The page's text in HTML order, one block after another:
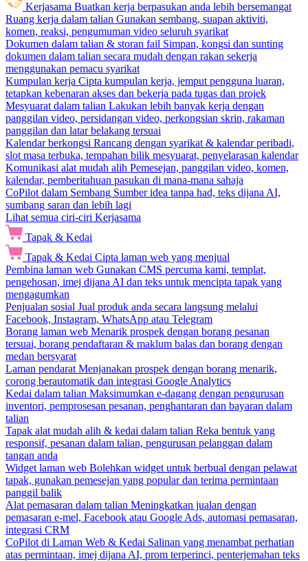
Kerjasama Buatkan kerja berpasukan anda lebih bersemangat
Ruang kerja dalam talian Gunakan sembang, suapan aktiviti,
komen, reaksi, pengumuman video seluruh syarikat
Dokumen dalam talian & storan fail Simpan, kongsi dan sunting
dokumen dalam talian secara mudah dengan rakan sekerja
menggunakan pemacu syarikat
Kumpulan kerja Cipta kumpulan kerja, jemput pengguna luaran,
tetapkan kebenaran akses dan bekerja pada tugas dan projek
Mesyuarat dalam talian Lakukan lebih banyak kerja dengan
panggilan video, persidangan video, perkongsian skrin, rakaman
panggilan dan latar belakang tersuai
Kalendar berkongsi Rancang dengan syarikat & kalendar peribadi,
slot masa terbuka, tempahan bilik mesyuarat, penyelarasan kalendar
Komunikasi alat mudah alih Pemesejan, panggilan video, komen,
kalendar, pemberitahuan pasukan di mana-mana sahaja
CoPilot dalam Sembang Sumber idea tanpa had, teks dijana AI,
sumbang saran dan lebih lagi
Lihat semua ciri-ciri Kerjasama
Tapak & Kedai
Tapak & Kedai Cipta laman web yang menjual
Pembina laman web Gunakan CMS percuma kami, templat,
pengehosan, imej dijana AI dan teks untuk mencipta tapak yang
mengagumkan
Penjualan sosial Jual produk anda secara langsung melalui
Facebook, Instagram, WhatsApp atau Telegram
Borang laman web Menarik prospek dengan borang pesanan
tersuai, borang pendaftaran & maklum balas dan borang dengan
medan bersyarat
Laman pendarat Menjanakan prospek dengan borang menarik,
corong berautomatik dan integrasi Google Analytics
Kedai dalam talian Maksimumkan e-dagang dengan pengurusan
inventori, pemprosesan pesanan, penghantaran dan bayaran dalam
talian
Tapak alat mudah alih & kedai dalam talian Reka bentuk yang
responsif, pesanan dalam talian, pengurusan pelanggan dalam
tangan anda
Widget laman web Bolehkan widget untuk berbual dengan pelawat
tapak, gunakan pemesejan yang popular dan terima permintaan
panggil balik
Alat pemasaran dalam talian Meningkatkan jualan dengan
pemasaran e-mel, Facebook atau Google Ads, automasi pemasaran,
integrasi CRM
CoPilot di Laman Web & Kedai Salinan yang menambat perhatian
atas permintaan, imej dijana AI, prom terperinci, penterjemahan teks